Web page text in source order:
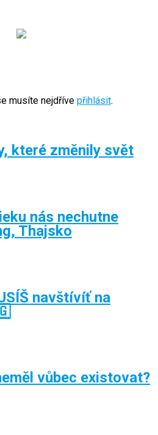
musíte nejdříve přihlásit.
které změnily svět
nás nechutne
Thajsko
navštívíť na
vůbec existovat?